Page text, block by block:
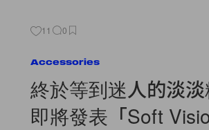
11 0
Accessories
終於等到迷人的淡
即將發表「Soft